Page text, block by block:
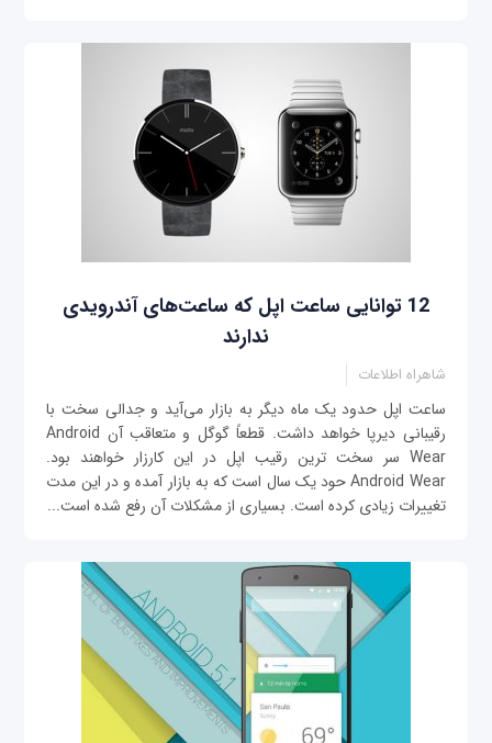
12 توانایی ساعت اپل که ساعت‌های آندرویدی
ندارند
شاهراه اطلاعات
ساعت اپل حدود یک ماه دیگر به بازار می‌آید و جدالی سخت با
رقیبانی دیرپا خواهد داشت. قطعاً گوگل و متعاقب آن Android
Wear سر سخت ترین رقیب اپل در این کارزار خواهند بود.
Android Wear حود یک سال است که به بازار آمده و در این مدت
تغییرات زیادی کرده است. بسیاری از مشکلات آن رفع شده است...